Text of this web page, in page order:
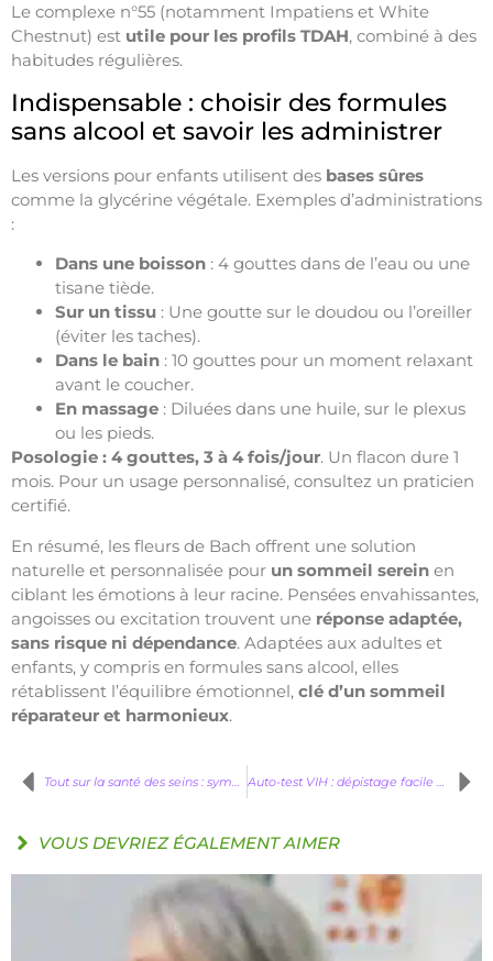
Le complexe n°55 (notamment Impatiens et White
Chestnut) est utile pour les profils TDAH, combiné à des
habitudes régulières.
Indispensable : choisir des formules
sans alcool et savoir les administrer
Les versions pour enfants utilisent des bases sûres
comme la glycérine végétale. Exemples d’administrations
:
Dans une boisson : 4 gouttes dans de l’eau ou une
tisane tiède.
Sur un tissu : Une goutte sur le doudou ou l’oreiller
(éviter les taches).
Dans le bain : 10 gouttes pour un moment relaxant
avant le coucher.
En massage : Diluées dans une huile, sur le plexus
ou les pieds.
Posologie : 4 gouttes, 3 à 4 fois/jour. Un flacon dure 1
mois. Pour un usage personnalisé, consultez un praticien
certifié.
En résumé, les fleurs de Bach offrent une solution
naturelle et personnalisée pour un sommeil serein en
ciblant les émotions à leur racine. Pensées envahissantes,
angoisses ou excitation trouvent une réponse adaptée,
sans risque ni dépendance. Adaptées aux adultes et
enfants, y compris en formules sans alcool, elles
rétablissent l’équilibre émotionnel, clé d’un sommeil
réparateur et harmonieux.
Tout sur la santé des seins : symptômes, prévention, examens… Auto-test VIH : dépistage facile et rapide à domicile
VOUS DEVRIEZ ÉGALEMENT AIMER